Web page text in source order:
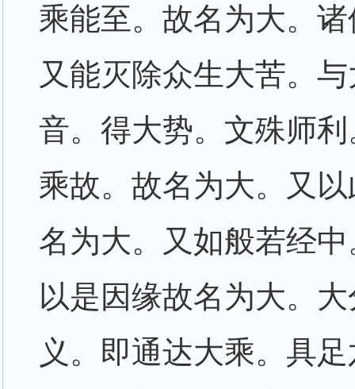
乘能至。故名为大。
又能灭除众生大苦。
音。得大势。文殊师
乘故。故名为大。又
名为大。又如般若经
以是因缘故名为大。
义。即通达大乘。具